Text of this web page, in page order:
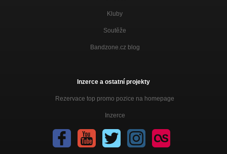
Kluby
Soutěže
Bandzone.cz blog
Inzerce a ostatní projekty
Rezervace top promo pozice na homepage
Inzerce